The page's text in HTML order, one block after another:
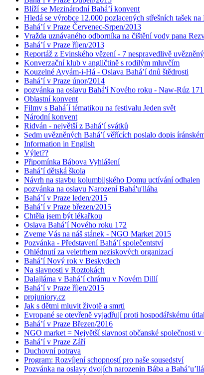
Blíží se Mezinárodní Bahá’í konvent
Hledá se výrobce 12.000 pozlacených střešních tašek
Bahá’í v Praze Červenec-Srpen/2013
Vražda uznávaného odborníka na čištění vody pana
Bahá’í v Praze říjen/2013
Reportáž z Evinského vězení - 7 nespravedlivě
Konverzační klub v angličtině s rodilým mluvčím
Kouzelné Ayyám-i-Há - Oslava Bahá’í dnů štědrosti
Bahá’í v Praze únor/2014
pozvánka na oslavu Bahá'í Nového roku - Naw-Rúz
Oblastní konvent
Filmy s Bahá´í tématikou na festivalu Jeden svět
Národní konvent
Ridván - největší z Bahá‘í svátků
Sedm uvězněných Bahá’í věřících poslalo dopis
Information in English
Výlet??
Připomínka Bábova Vyhlášení
Bahá’í dětská škola
Návrh na stavbu kolumbijského Domu uctívání odhalen
pozvánka na oslavu Narození Bahá'u'lláha
Bahá’í v Praze leden/2015
Bahá’í v Praze březen/2015
Chtěla jsem být lékařkou
Oslava Bahá’í Nového roku 172
Zveme Vás na náš stánek - NGO Market 2015
Pozvánka - Představení Bahá’í společentství
Ohlédnutí za veletrhem neziskových organizací
Bahá’í Nový rok v Beskydech
Na slavnosti v Roztokách
Dalajláma v Bahá’í chrámu v Novém Dillí
Bahá’í v Praze říjen/2015
projuniory.cz
Jak s dětmi mluvit životě a smrti
Evropané se otevřeně vyjadřují proti hospodářskému
Bahá’í v Praze Březen/2016
NGO market = Největší slavnost občanské společnosti v
Bahá’í v Praze Září
Duchovní potrava
Program: Rozvíjení schopností pro naše sousedství
Pozvánka na oslavy dvojích narozenin Bába a